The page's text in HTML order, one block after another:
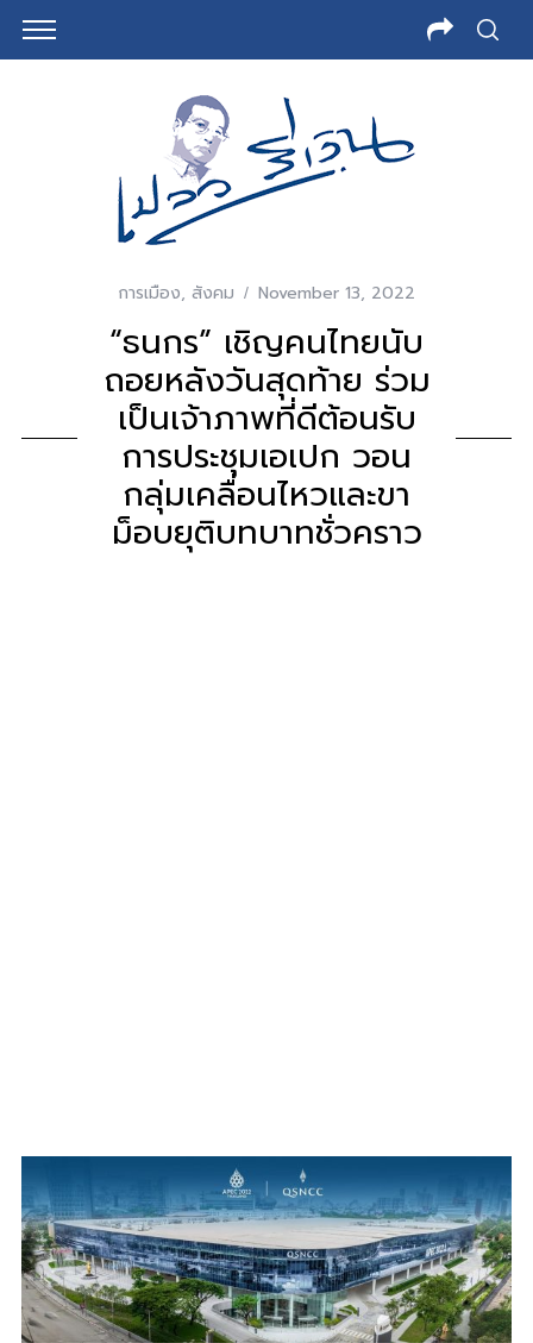
การเมือง, สังคม November 13, 2022
“ธนกร” เชิญคนไทยนับ
ถอยหลังวันสุดท้าย ร่วม
เป็นเจ้าภาพที่ดีต้อนรับ
การประชุมเอเปก วอน
กลุ่มเคลื่อนไหวและขา
ม็อบยุติบทบาทชั่วคราว